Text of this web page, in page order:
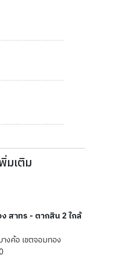
มเติม
สาทร - ตากสิน 2 ใกล้
งค้อ เขตจอมทอง